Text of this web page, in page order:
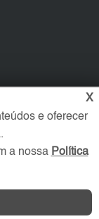
X
e oferecer
a nossa Política